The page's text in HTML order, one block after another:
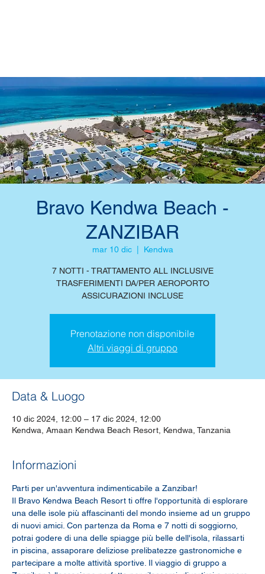
Bravo Kendwa Beach -
ZANZIBAR
mar 10 dic
  |
Kendwa
7 NOTTI - TRATTAMENTO ALL INCLUSIVE
TRASFERIMENTI DA/PER AEROPORTO
ASSICURAZIONI INCLUSE
Prenotazione non disponibile
Altri viaggi di gruppo
Data & Luogo
10 dic 2024, 12:00 – 17 dic 2024, 12:00
Kendwa, Amaan Kendwa Beach Resort, Kendwa, Tanzania
Informazioni
Parti per un'avventura indimenticabile a Zanzibar!
Il Bravo Kendwa Beach Resort ti offre l'opportunità di esplorare
una delle isole più affascinanti del mondo insieme ad un gruppo
di nuovi amici. Con partenza da Roma e 7 notti di soggiorno,
potrai godere di una delle spiagge più belle dell'isola, rilassarti
in piscina, assaporare deliziose prelibatezze gastronomiche e
partecipare a molte attività sportive. Il viaggio di gruppo a